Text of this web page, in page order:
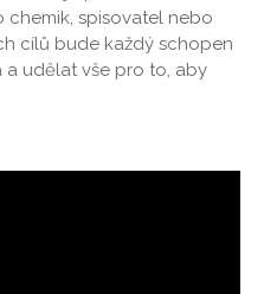
spisovatel nebo
cílů bude každý schopen
a udělat vše pro to, aby